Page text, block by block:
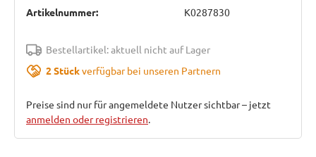
Artikelnummer: K0287830
Bestellartikel: aktuell nicht auf Lager
2 Stückverfügbar bei unseren Partnern
Preise sind nur für angemeldete Nutzer sichtbar – jetzt
anmelden oder registrieren.